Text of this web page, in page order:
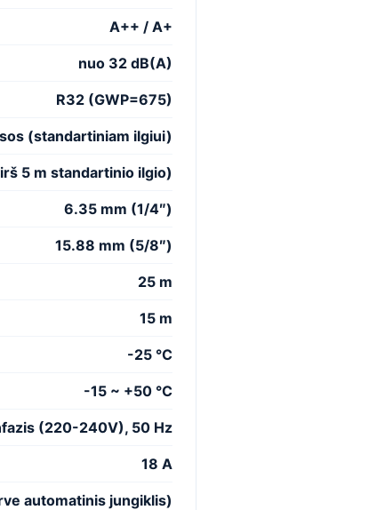
A++ / A+
nuo 32 dB(A)
R32 (GWP=675)
(standartiniam ilgiui)
5 m standartinio ilgio)
6.35 mm (1/4″)
15.88 mm (5/8″)
25 m
15 m
-25 °C
-15 ~ +50 °C
(220-240V), 50 Hz
18 A
automatinis jungiklis)